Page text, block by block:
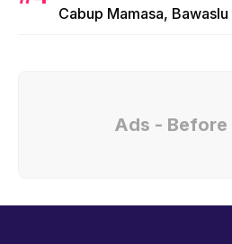
Cabup Mamasa,
Ads - Before